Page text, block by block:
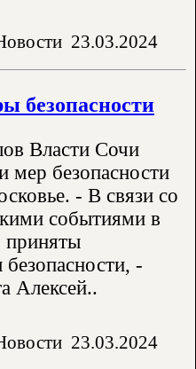
23.03.2024
безопасности
Власти Сочи
мер безопасности
- В связи со
событиями в
приняты
-
Алексей..
23.03.2024